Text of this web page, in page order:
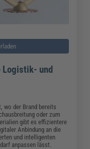
Logistik- und
wo der Brand bereits
oder zum
gibt es effizientere
Anbindung an die
und intelligenten
anpassen lässt.